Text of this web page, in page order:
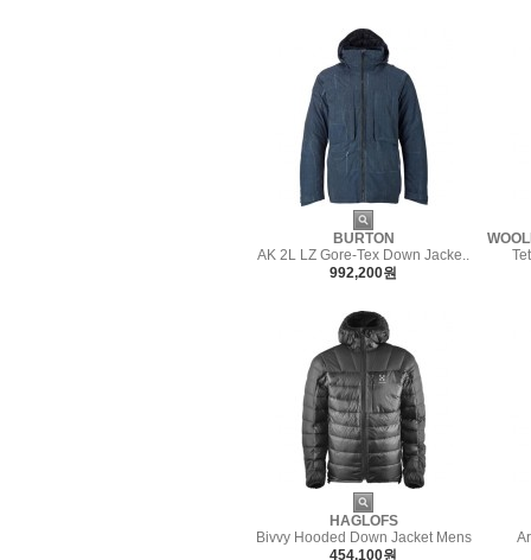
BURTON
AK 2L LZ Gore-Tex Down Jacke..
992,200원
HAGLOFS
Bivvy Hooded Down Jacket Mens
454,100원